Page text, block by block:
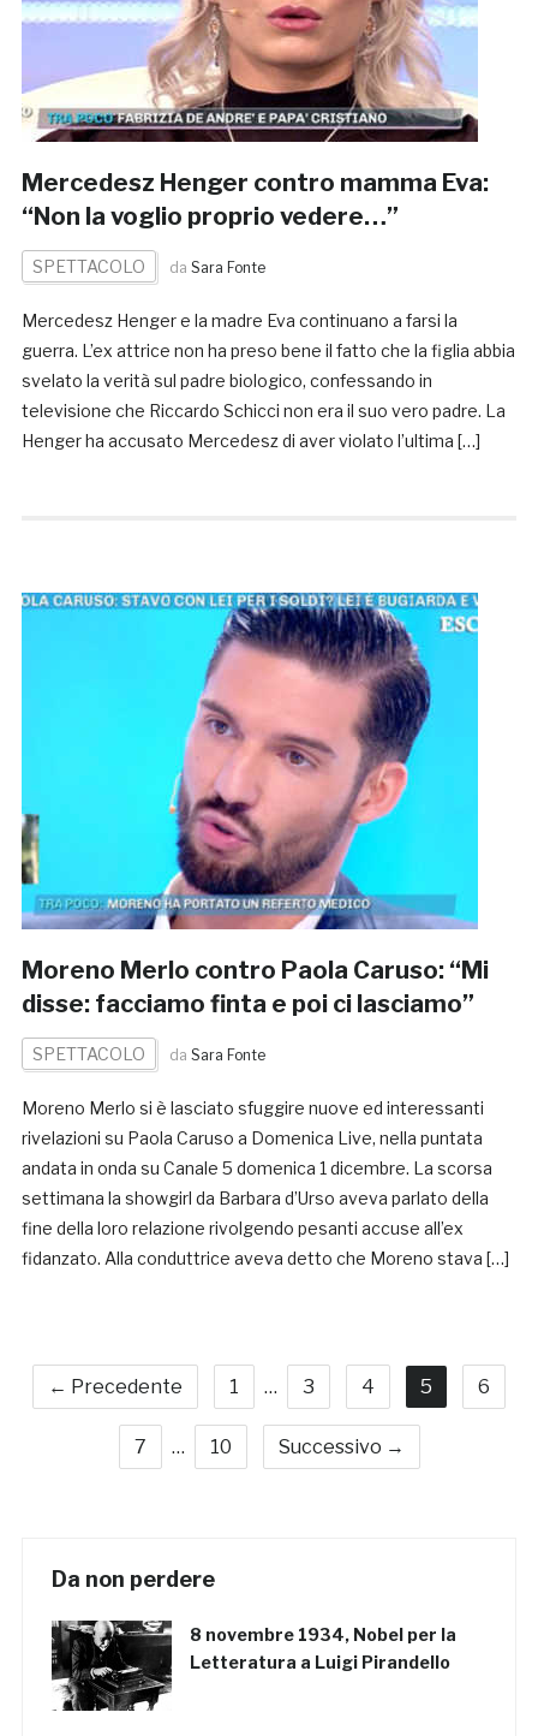
Mercedesz Henger contro mamma Eva:
“Non la voglio proprio vedere…”
SPETTACOLO da Sara Fonte
Mercedesz Henger e la madre Eva continuano a farsi la
guerra. L’ex attrice non ha preso bene il fatto che la figlia abbia
svelato la verità sul padre biologico, confessando in
televisione che Riccardo Schicci non era il suo vero padre. La
Henger ha accusato Mercedesz di aver violato l’ultima […]
Moreno Merlo contro Paola Caruso: “Mi
disse: facciamo finta e poi ci lasciamo”
SPETTACOLO da Sara Fonte
Moreno Merlo si è lasciato sfuggire nuove ed interessanti
rivelazioni su Paola Caruso a Domenica Live, nella puntata
andata in onda su Canale 5 domenica 1 dicembre. La scorsa
settimana la showgirl da Barbara d’Urso aveva parlato della
fine della loro relazione rivolgendo pesanti accuse all’ex
fidanzato. Alla conduttrice aveva detto che Moreno stava […]
← Precedente 1 … 3 4 5 6
7 … 10 Successivo →
Da non perdere
8 novembre 1934, Nobel per la
Letteratura a Luigi Pirandello